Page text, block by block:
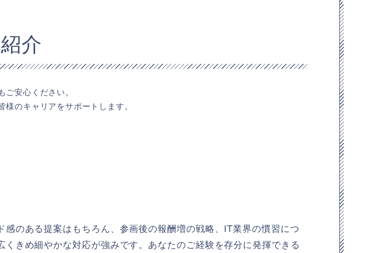
介
安心ください。
のキャリアをサポートします。
感のある提案はもちろん、参画後の報酬増の戦略、IT業界の慣習につ
くきめ細やかな対応が強みです。あなたのご経験を存分に発揮できる